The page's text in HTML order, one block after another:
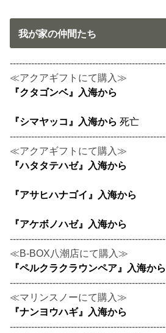
我が家の仲間たち
---------------------------------------------------
≪アクアギフトにて購入≫
『クタゴンベ』入海から
『シマヤッコ』入海から死亡
---------------------------------------------------
≪アクアギフトにて購入≫
『ハタタテハゼ』入海から
『アサヒハナゴイ』入海から
『アケボノハゼ』入海から
---------------------------------------------------
≪B-BOX八潮店にて購入≫
『ペルクラクラウンペア』入海から
---------------------------------------------------
≪マリンスノーにて購入≫
『ナンヨウハギ』入海から
---------------------------------------------------